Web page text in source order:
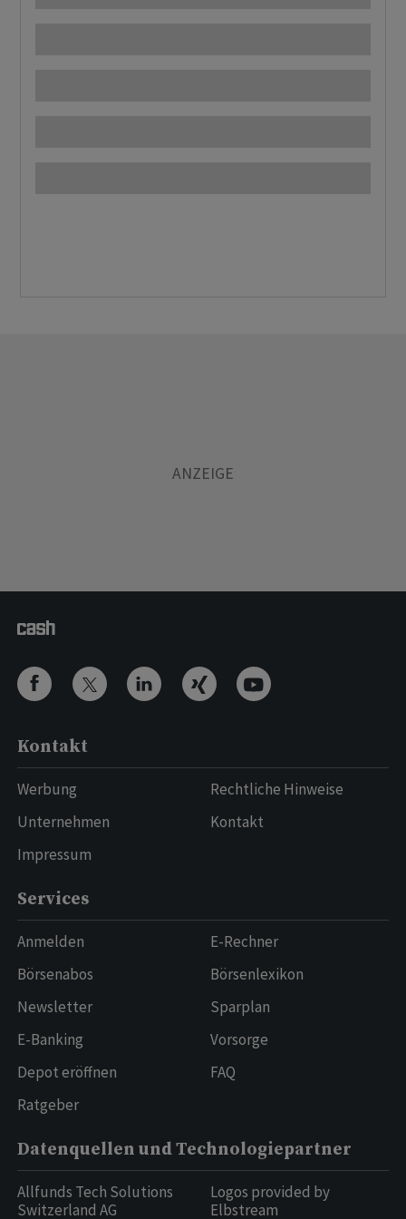
Kontakt
Werbung
Unternehmen
Impressum
Rechtliche Hinweise
Kontakt
Services
Anmelden
Börsenabos
Newsletter
E-Banking
Depot eröffnen
Ratgeber
E-Rechner
Börsenlexikon
Sparplan
Vorsorge
FAQ
Datenquellen und Technologiepartner
Allfunds Tech Solutions
Switzerland AG
Logos provided by
Elbstream